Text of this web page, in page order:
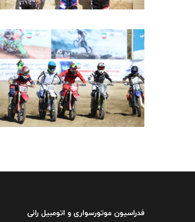
فدراسیون موتورسواری و اتومبیل رانی